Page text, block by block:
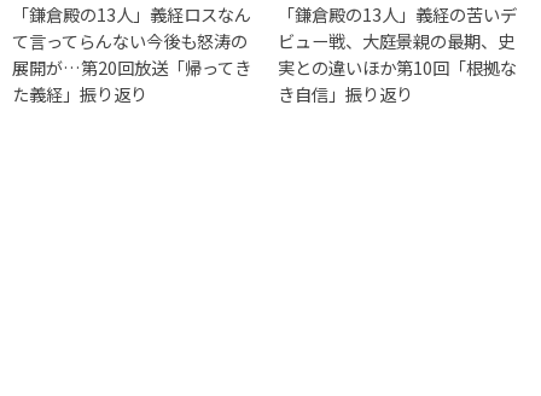
「鎌倉殿の13人」義経ロスなん
て言ってらんない今後も怒涛の
展開が…第20回放送「帰ってき
た義経」振り返り
「鎌倉殿の13人」義経の苦いデ
ビュー戦、大庭景親の最期、史
実との違いほか第10回「根拠な
き自信」振り返り